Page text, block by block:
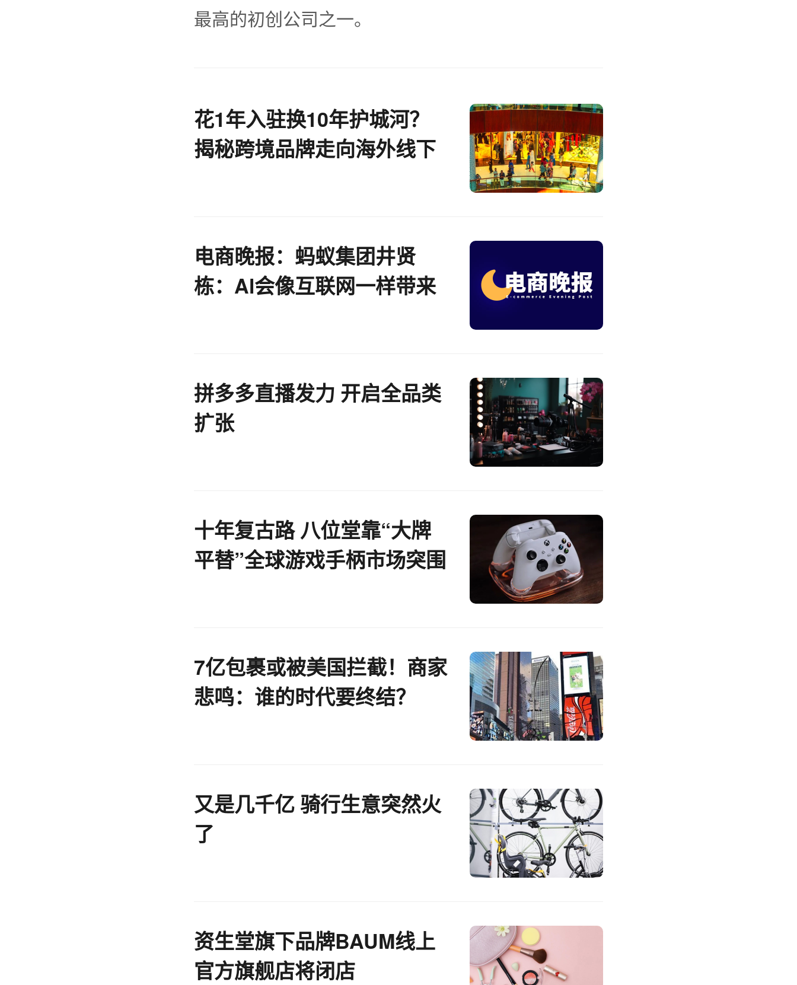
最高的初创公司之一。
花1年入驻换10年护城河？
揭秘跨境品牌走向海外线下
电商晚报：蚂蚁集团井贤
栋：Al会像互联网一样带来
拼多多直播发力 开启全品类
扩张
十年复古路 八位堂靠“大牌
平替”全球游戏手柄市场突围
7亿包裹或被美国拦截！商家
悲鸣：谁的时代要终结？
又是几千亿 骑行生意突然火
了
资生堂旗下品牌BAUM线上
官方旗舰店将闭店